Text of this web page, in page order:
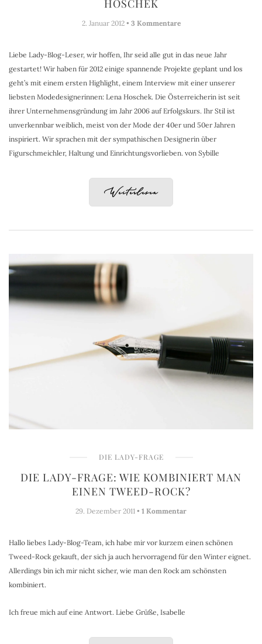
HOSCHEK
2. Januar 2012 • 3 Kommentare
Liebe Lady-Blog-Leser, wir hoffen, Ihr seid alle gut in das neue Jahr
gestartet! Wir haben für 2012 einige spannende Projekte geplant und los
geht’s mit einem ersten Highlight, einem Interview mit einer unserer
liebsten Modedesignerinnen: Lena Hoschek. Die Österreicherin ist seit
ihrer Unternehmensgründung im Jahr 2006 auf Erfolgskurs. Ihr Stil ist
unverkennbar weiblich, meist von der Mode der 40er und 50er Jahren
inspiriert. Wir sprachen mit der sympathischen Designerin über
Figurschmeichler, Haltung und Einrichtungsvorlieben. von Sybille
Weiterlesen
DIE LADY-FRAGE
DIE LADY-FRAGE: WIE KOMBINIERT MAN
EINEN TWEED-ROCK?
29. Dezember 2011 • 1 Kommentar
Hallo liebes Lady-Blog-Team, ich habe mir vor kurzem einen schönen
Tweed-Rock gekauft, der sich ja auch hervorragend für den Winter eignet.
Allerdings bin ich mir nicht sicher, wie man den Rock am schönsten
kombiniert.
Ich freue mich auf eine Antwort. Liebe Grüße, Isabelle